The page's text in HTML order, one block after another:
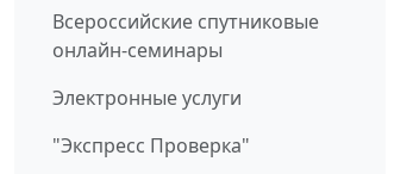
Всероссийские спутниковые
онлайн-семинары
Электронные услуги
"Экспресс Проверка"